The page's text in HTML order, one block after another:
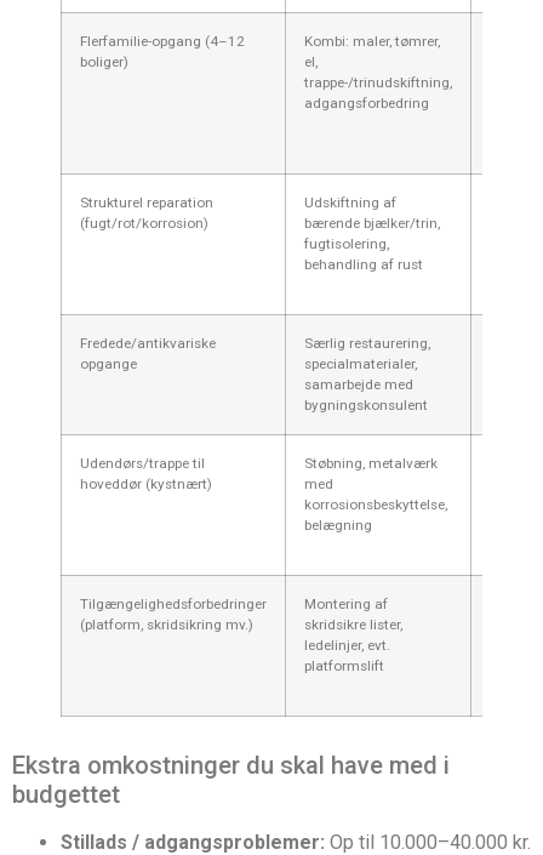
Flerfamilie-opgang (4–12
boliger)
Kombi: maler, tømrer,
el,
trappe-/trinudskiftning,
adgangsforbedring
Strukturel reparation
(fugt/rot/korrosion)
Udskiftning af
bærende bjælker/trin,
fugtisolering,
behandling af rust
Fredede/antikvariske
opgange
Særlig restaurering,
specialmaterialer,
samarbejde med
bygningskonsulent
Udendørs/trappe til
hoveddør (kystnært)
Støbning, metalværk
med
korrosionsbeskyttelse,
belægning
Tilgængelighedsforbedringer
(platform, skridsikring mv.)
Montering af
skridsikre lister,
ledelinjer, evt.
platformslift
Ekstra omkostninger du skal have med i
budgettet
Stillads / adgangsproblemer: Op til 10.000–40.000 kr.